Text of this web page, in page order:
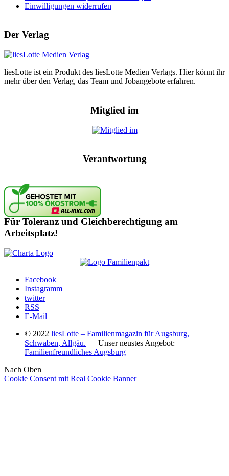
Einwilligungen widerrufen
Der Verlag
liesLotte ist ein Produkt des liesLotte Medien Verlags. Hier könnt ihr
mehr über den Verlag, das Team und Jobangebote erfahren.
Mitglied im
Verantwortung
Für Toleranz und Gleichberechtigung am
Arbeitsplatz!
Facebook
Instagramm
twitter
RSS
E-Mail
© 2022 liesLotte – Familienmagazin für Augsburg,
Schwaben, Allgäu. — Unser neustes Angebot:
Familienfreundliches Augsburg
Nach Oben
Cookie Consent mit Real Cookie Banner